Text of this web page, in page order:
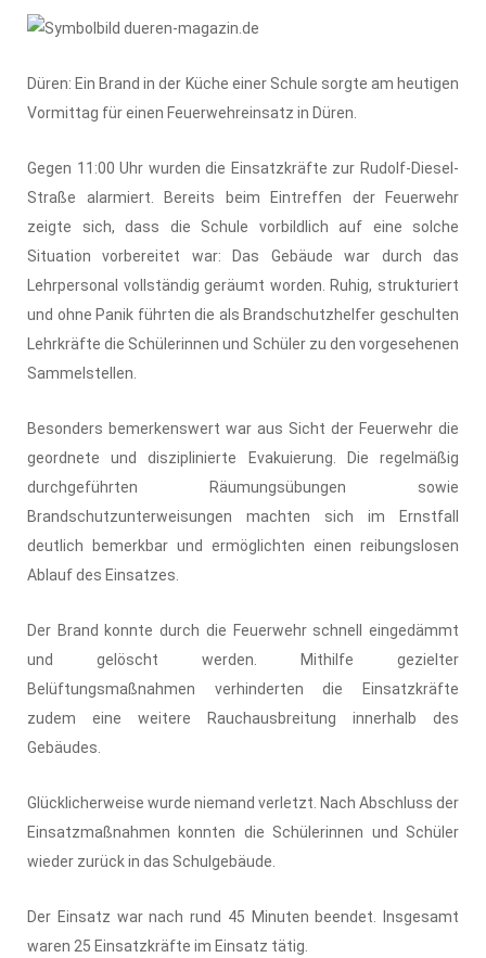
Düren: Ein Brand in der Küche einer Schule sorgte am heutigen
Vormittag für einen Feuerwehreinsatz in Düren.
Gegen 11:00 Uhr wurden die Einsatzkräfte zur Rudolf-Diesel-
Straße alarmiert. Bereits beim Eintreffen der Feuerwehr
zeigte sich, dass die Schule vorbildlich auf eine solche
Situation vorbereitet war: Das Gebäude war durch das
Lehrpersonal vollständig geräumt worden. Ruhig, strukturiert
und ohne Panik führten die als Brandschutzhelfer geschulten
Lehrkräfte die Schülerinnen und Schüler zu den vorgesehenen
Sammelstellen.
Besonders bemerkenswert war aus Sicht der Feuerwehr die
geordnete und disziplinierte Evakuierung. Die regelmäßig
durchgeführten Räumungsübungen sowie
Brandschutzunterweisungen machten sich im Ernstfall
deutlich bemerkbar und ermöglichten einen reibungslosen
Ablauf des Einsatzes.
Der Brand konnte durch die Feuerwehr schnell eingedämmt
und gelöscht werden. Mithilfe gezielter
Belüftungsmaßnahmen verhinderten die Einsatzkräfte
zudem eine weitere Rauchausbreitung innerhalb des
Gebäudes.
Glücklicherweise wurde niemand verletzt. Nach Abschluss der
Einsatzmaßnahmen konnten die Schülerinnen und Schüler
wieder zurück in das Schulgebäude.
Der Einsatz war nach rund 45 Minuten beendet. Insgesamt
waren 25 Einsatzkräfte im Einsatz tätig.